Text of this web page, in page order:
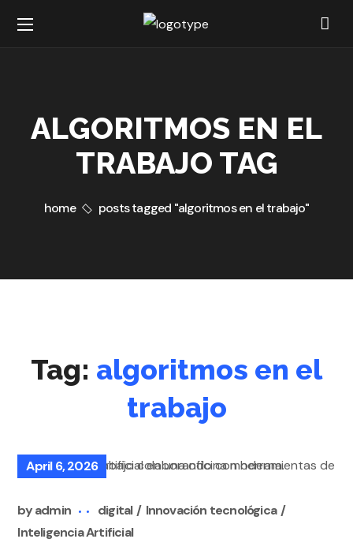
ALGORITMOS EN EL
TRABAJO TAG
home posts tagged "algoritmos en el trabajo"
Tag: algoritmos en el
trabajo
April 6, 2026
byadmin digital
Innovación tecnológica
Inteligencia Artificial